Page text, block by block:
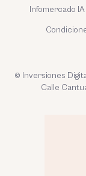
Infomercado IA
© Inversiones
Calle